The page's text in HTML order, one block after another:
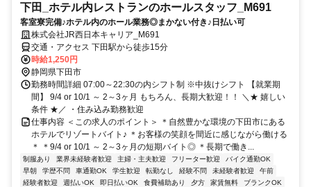
下田_ホテル内レストランのホールスタッフ_M691
客室寮完備♪ホテル内のホール業務◎まかない付き♪日払い可
株式会社JR西日本キャリア_M691
交通・アクセス 下田駅から徒歩15分
時給1,250円
静岡県下田市
勤務時間詳細 07:00～22:30の内シフト制 ※中抜けシフト 【就業期
間】 9/4 or 10/1 ～ 2～3ヶ月 もちろん、長期大歓迎！！ ＼★ 嬉しい
条件 ★／ ・住み込み勤務歓迎
仕事内容 ＜この求人のポイント＞ ＊自然豊かな環境の下田市にある
ホテルでリゾートバイト♪ ＊お客様の笑顔を間近に感じながら働ける
＊ ＊9/4 or 10/1 ～ 2～3ヶ月の短期バイト◎ ＊長期で働き...
制服あり 業界未経験者歓迎 主婦・主夫歓迎 フリーター歓迎
バイク通勤OK
早朝
学歴不問 車通勤OK 学生歓迎 転勤なし 経験不問 未経験者歓迎
午前
経験者歓迎
週払いOK 即日払いOK 食費補助あり 夕方 家賃無料 ブランクOK